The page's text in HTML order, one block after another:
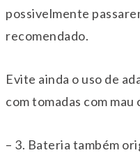
possivelmente
recomendado.
Evite ainda o uso de
com tomadas com
– 3. Bateria também